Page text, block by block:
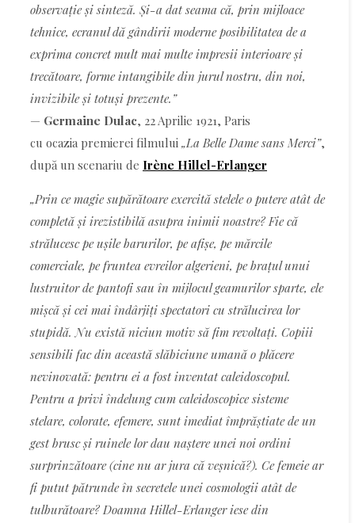
observație și sinteză. Și-a dat seama că, prin mijloace
tehnice, ecranul dă gândirii moderne posibilitatea de a
exprima concret mult mai multe impresii interioare și
trecătoare, forme intangibile din jurul nostru, din noi,
invizibile și totuși prezente.”
— Germaine Dulac, 22 Aprilie 1921, Paris
cu ocazia premierei filmului „La Belle Dame sans Merci”,
după un scenariu de Irène Hillel-Erlanger
„Prin ce magie supărătoare exercită stelele o putere atât de
completă și irezistibilă asupra inimii noastre? Fie că
strălucesc pe ușile barurilor, pe afișe, pe mărcile
comerciale, pe fruntea evreilor algerieni, pe brațul unui
lustruitor de pantofi sau în mijlocul geamurilor sparte, ele
mișcă și cei mai îndârjiți spectatori cu strălucirea lor
stupidă. Nu există niciun motiv să fim revoltați. Copiii
sensibili fac din această slăbiciune umană o plăcere
nevinovată: pentru ei a fost inventat caleidoscopul.
Pentru a privi îndelung cum caleidoscopice sisteme
stelare, colorate, efemere, sunt imediat împrăștiate de un
gest brusc și ruinele lor dau naștere unei noi ordini
surprinzătoare (cine nu ar jura că veșnică?). Ce femeie ar
fi putut pătrunde în secretele unei cosmologii atât de
tulburătoare? Doamna Hillel-Erlanger iese din